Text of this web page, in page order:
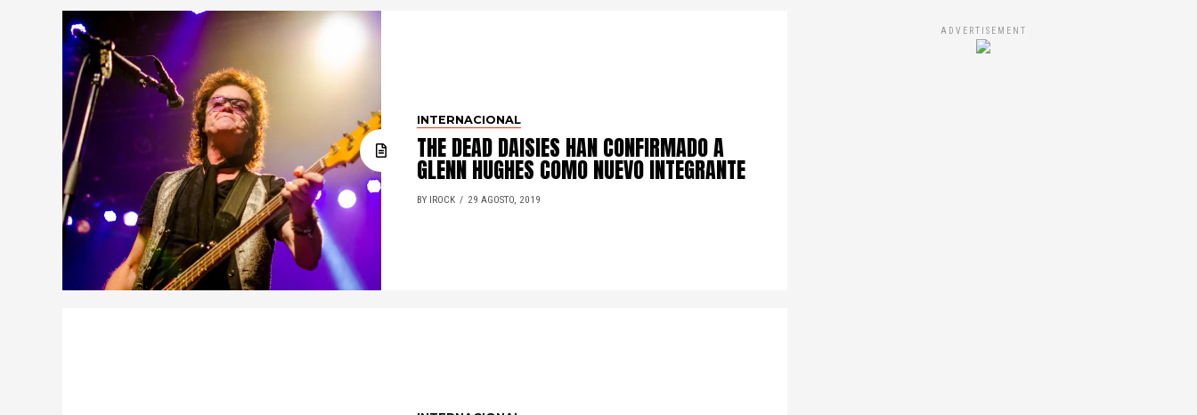
INTERNACIONAL
THE DEAD DAISIES HAN CONFIRMADO A
GLENN HUGHES COMO NUEVO INTEGRANTE
BY IROCK 29 AGOSTO, 2019
ADVERTISEMENT